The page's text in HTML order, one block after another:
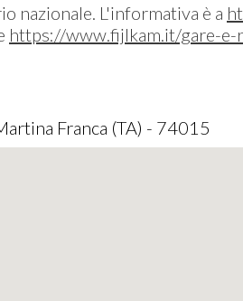
nazionale. L'informativa è a
https://www.fijlkam.it/gare-
Franca (TA) - 74015